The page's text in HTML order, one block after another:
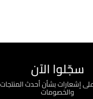
سجّلوا الآن
إشعارات بشأن أحدث
والخصومات